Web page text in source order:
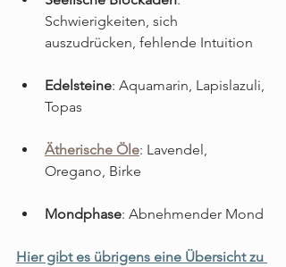
Schwierigkeiten, sich
auszudrücken, fehlende Intuition
Edelsteine: Aquamarin, Lapislazuli,
Topas
Ätherische Öle: Lavendel,
Oregano, Birke
Mondphase: Abnehmender Mond
Hier gibt es übrigens eine Übersicht zu